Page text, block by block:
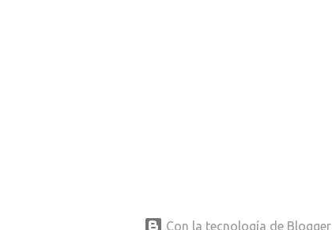
Con la tecnología de Blogger